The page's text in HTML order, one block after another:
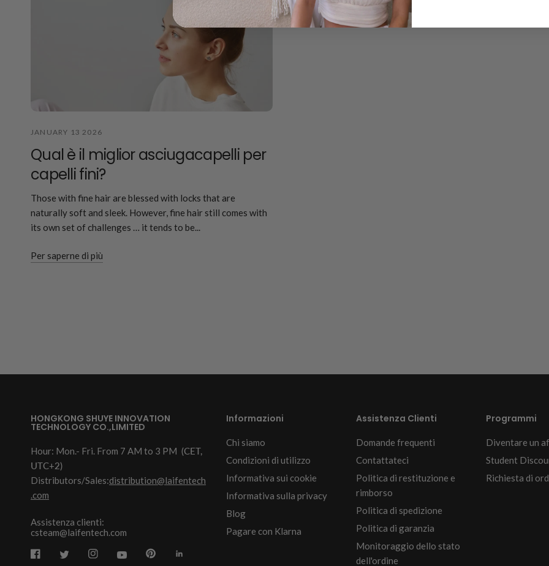
JANUARY 13 2026
Qual è il miglior asciugacapelli per
capelli fini?
Those with fine hair are blessed with locks that are
naturally soft and sleek. However, fine hair still comes with
its own set of challenges … it tends to be...
Per saperne di più
HONGKONG SHUYE INNOVATION
TECHNOLOGY CO.,LIMITED
Hour: Mon.- Fri. From 7 AM to 3 PM (CET,
UTC+2)
Distributors/Sales:distribution@laifentech
.com
Assistenza clienti:
csteam@laifentech.com
Informazioni
Chi siamo
Condizioni di utilizzo
Informativa sui cookie
Informativa sulla privacy
Blog
Pagare con Klarna
Assistenza Clienti
Domande frequenti
Contattateci
Politica di restituzione e
rimborso
Politica di spedizione
Politica di garanzia
Monitoraggio dello stato
dell'ordine
Programmi
Diventare un
Student
Richiesta di